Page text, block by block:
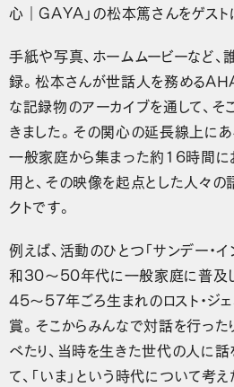
心｜GAYA」の松本篤さんをゲスト
手紙や写真、ホームムービーなど
録。松本さんが世話人を務める
な記録物のアーカイブを通して、
きました。その関心の延長線上に
一般家庭から集まった約16時間に
用と、その映像を起点とした人々の
クトです。
例えば、活動のひとつ「サンデー・
和30〜50年代に一般家庭に普及し
45〜57年ごろ生まれのロスト・ジ
賞。そこからみんなで対話を行った
べたり、当時を生きた世代の人に話
て、「いま」という時代について考